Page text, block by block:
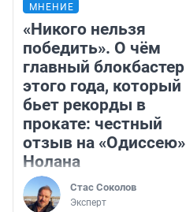
МНЕНИЕ
«Никого нельзя
победить». О чём
главный блокбастер
этого года, который
бьет рекорды в
прокате: честный
отзыв на «Одиссею»
Нолана
Стас Соколов
Эксперт